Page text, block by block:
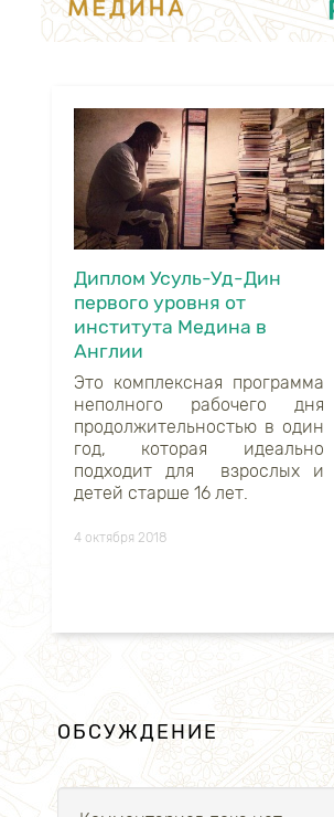
Диплом Усуль-Уд-Дин
первого уровня от
института Медина в
Англии
Это комплексная программа
неполного рабочего дня
продолжительностью в один
год, которая идеально
подходит для
взрослых и
детей старше 16 лет.
4 октября 2018
ОБСУЖДЕНИЕ